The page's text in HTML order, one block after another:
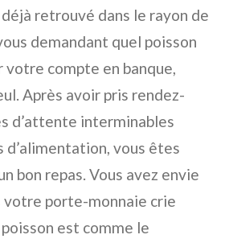
retrouvé dans le rayon de
demandant quel poisson
votre compte en banque,
Après avoir pris rendez-
d’attente interminables
d’alimentation, vous êtes
bon repas. Vous avez envie
votre porte-monnaie crie
est comme le